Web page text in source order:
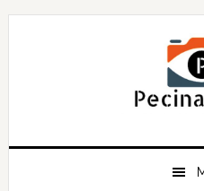
Skip
Skip
Skip